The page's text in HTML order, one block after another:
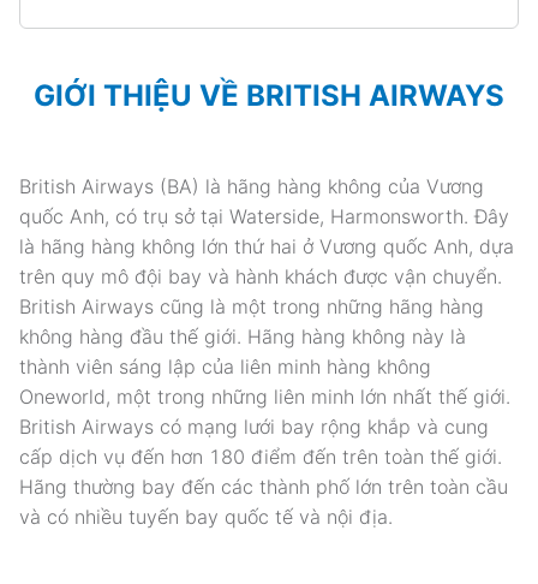
GIỚI THIỆU VỀ BRITISH AIRWAYS
British Airways (BA) là hãng hàng không của Vương
quốc Anh, có trụ sở tại Waterside, Harmonsworth. Đây
là hãng hàng không lớn thứ hai ở Vương quốc Anh, dựa
trên quy mô đội bay và hành khách được vận chuyển.
British Airways cũng là một trong những hãng hàng
không hàng đầu thế giới. Hãng hàng không này là
thành viên sáng lập của liên minh hàng không
Oneworld, một trong những liên minh lớn nhất thế giới.
British Airways có mạng lưới bay rộng khắp và cung
cấp dịch vụ đến hơn 180 điểm đến trên toàn thế giới.
Hãng thường bay đến các thành phố lớn trên toàn cầu
và có nhiều tuyến bay quốc tế và nội địa.